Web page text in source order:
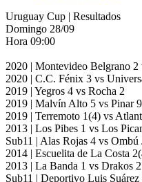
Uruguay Cup | Resultados
Domingo 28/09
Hora 09:00
2020 | Montevideo Belgrano 2
2020 | C.C. Fénix 3 vs
2019 | Yegros 4 vs Rocha 2
2019 | Malvín Alto 5 vs Pinar
2019 | Terremoto 1(4) vs
2013 | Los Pibes 1 vs Los
Sub11 | Alas Rojas 4 vs Ombú
2014 | Escuelita de La Costa
2013 | La Banda 1 vs Drakos 2
Sub11 | Deportivo Luis